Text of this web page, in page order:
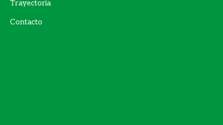
Trayectoria
Contacto